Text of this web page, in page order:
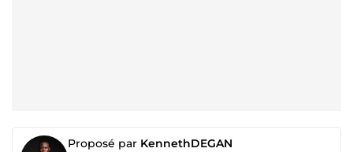
Proposé par KennethDEGAN